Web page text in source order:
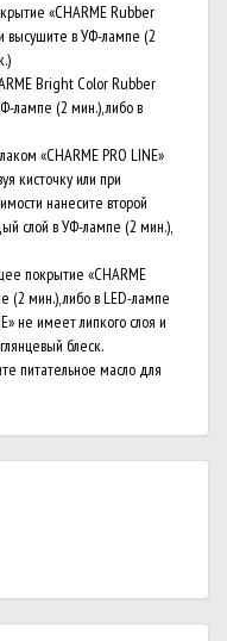
«CHARME Rubber
высушите в УФ-лампе (2
Bright Color Rubber
лампе (2 мин.), либо в
«CHARME PRO LINE»
кисточку или при
нанесите второй
слой в УФ-лампе (2 мин.),
покрытие «CHARME
(2 мин.), либо в LED-лампе
не имеет липкого слоя и
блеск.
питательное масло для